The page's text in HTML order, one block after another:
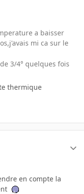
a baisser
mi ca sur le
3/4° quelques fois
thermique
en compte la